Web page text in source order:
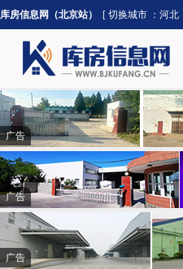
库房信息网（北京站） [ 切换城市 ： 河北
广告
广告
广告